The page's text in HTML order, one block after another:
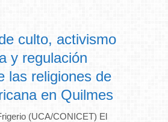
culto, activismo
y regulación
las religiones de
en Quilmes
(UCA/CONICET) El